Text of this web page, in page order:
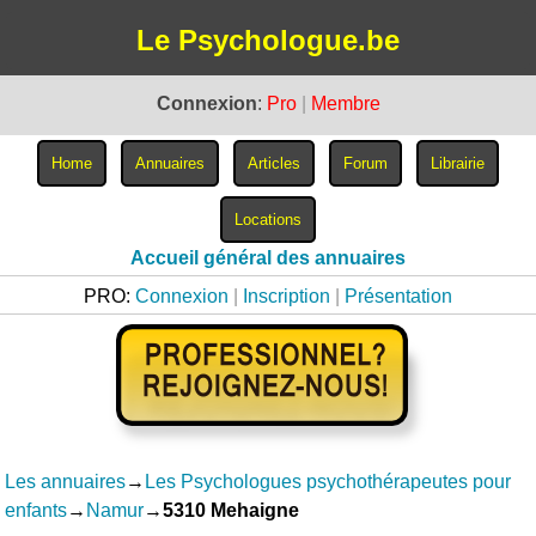
Le Psychologue.be
Connexion: Pro Membre
Accueil général des annuaires
PRO: Connexion Inscription Présentation
Les annuaires→ Les Psychologues psychothérapeutes pour
enfants→ Namur→5310 Mehaigne